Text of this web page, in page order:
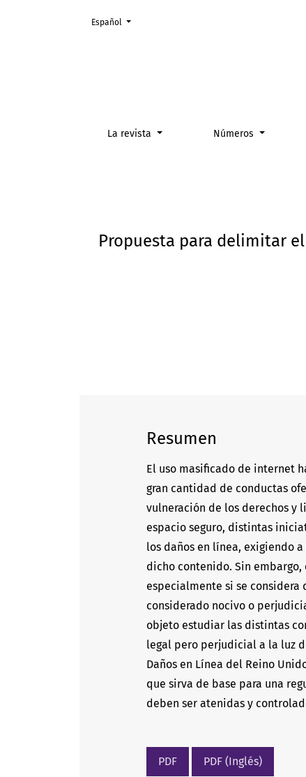
Propuesta para delimitar el concepto de
La revista Números
Cambiar el idioma. El actual es:
Español
Propuesta para delimitar
Resumen
El uso masificado de internet
gran cantidad de conductas
vulneración de los derechos y
espacio seguro, distintas
los daños en línea, exigiendo
dicho contenido. Sin
especialmente si se
considerado nocivo o
objeto estudiar las distintas
legal pero perjudicial a la luz
Daños en Línea del Reino
que sirva de base para una
deben ser atenidas y
PDF PDF (Inglés)